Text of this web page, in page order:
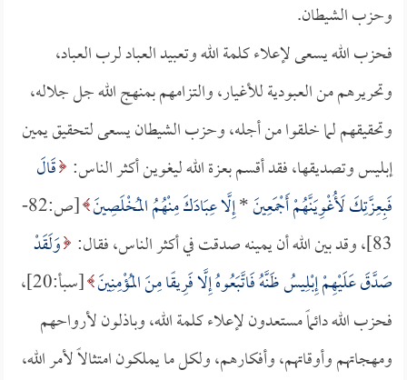
وحزب الشيطان.
فحزب الله يسعى لإعلاء كلمة الله وتعبيد العباد لرب العباد،
وتحريرهم من العبودية للأغيار، والتزامهم بمنهج الله جل جلاله،
وتحقيقهم لما خلقوا من أجله، وحزب الشيطان يسعى لتحقيق يمين
إبليس وتصديقها، فقد أقسم بعزة الله ليغوين أكثر الناس: قَالَ
فَبِعِزَّتِكَ لَأُغْوِيَنَّهُمْ أَجْمَعِينَ*إِلَّا عِبَادَكَ مِنْهُمُ المُخْلَصِينَ
[ص:82-
83]، وقد بين الله أن يمينه صدقت في أكثر الناس، فقال:
وَلَقَدْ
صَدَّقَ عَلَيْهِمْ إِبْلِيسُ ظَنَّهُ فَاتَّبَعُوهُ إِلَّا فَرِيقًا مِنَ المُؤْمِنِينَ
[سبأ:20]،
فحزب الله دائماً مستعدون لإعلاء كلمة الله، وباذلون لأرواحهم
ومهجاتهم وأوقاتهم، وأفكارهم، ولكل ما يملكون امتثالاً لأمر الله،